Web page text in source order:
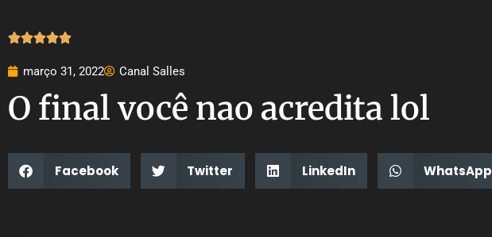

março 31, 2022 Canal Salles
O final você nao acredita lol
Facebook Twitter LinkedIn WhatsApp